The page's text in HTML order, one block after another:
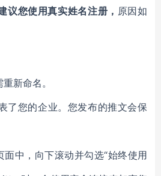
议您使用真实姓名注册， 原因如
新命名。
您的企业。您发布的推文会保
中，向下滚动并勾选“始终使用